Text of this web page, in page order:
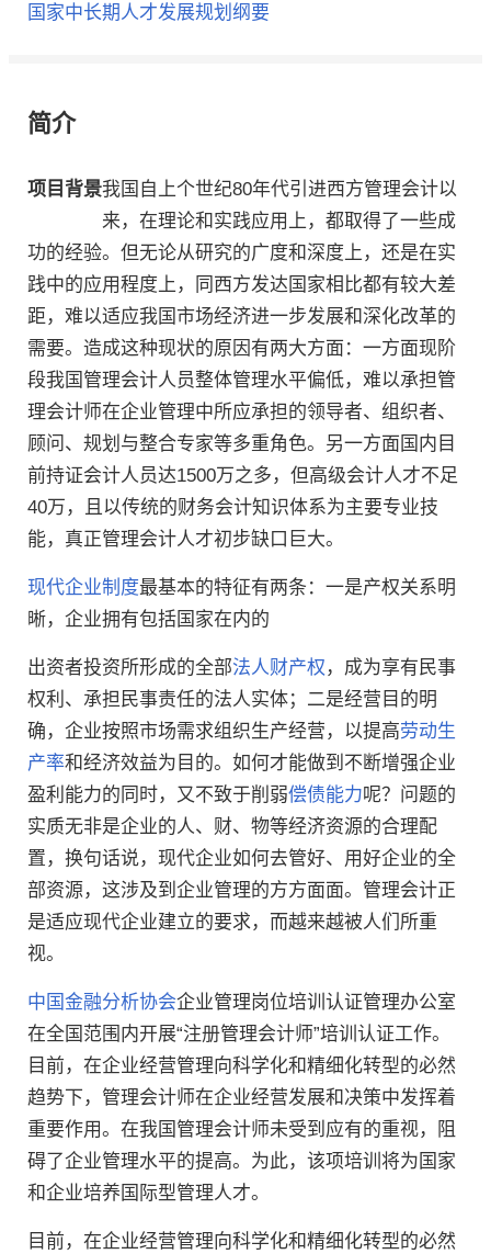
国家中长期人才发展规划纲要
简介
项目背景我国自上个世纪80年代引进西方管理会计以
来，在理论和实践应用上，都取得了一些成
功的经验。但无论从研究的广度和深度上，还是在实
践中的应用程度上，同西方发达国家相比都有较大差
距，难以适应我国市场经济进一步发展和深化改革的
需要。造成这种现状的原因有两大方面：一方面现阶
段我国管理会计人员整体管理水平偏低，难以承担管
理会计师在企业管理中所应承担的领导者、组织者、
顾问、规划与整合专家等多重角色。另一方面国内目
前持证会计人员达1500万之多，但高级会计人才不足
40万，且以传统的财务会计知识体系为主要专业技
能，真正管理会计人才初步缺口巨大。
现代企业制度最基本的特征有两条：一是产权关系明
晰，企业拥有包括国家在内的
出资者投资所形成的全部法人财产权 ，成为享有民事
权利、承担民事责任的法人实体；二是经营目的明
确，企业按照市场需求组织生产经营，以提高劳动生
产率和经济效益为目的。如何才能做到不断增强企业
盈利能力的同时，又不致于削弱偿债能力呢？问题的
实质无非是企业的人、财、物等经济资源的合理配
置，换句话说，现代企业如何去管好、用好企业的全
部资源，这涉及到企业管理的方方面面。管理会计正
是适应现代企业建立的要求，而越来越被人们所重
视。
中国金融分析协会企业管理岗位培训认证管理办公室
在全国范围内开展“注册管理会计师”培训认证工作。
目前，在企业经营管理向科学化和精细化转型的必然
趋势下，管理会计师在企业经营发展和决策中发挥着
重要作用。在我国管理会计师未受到应有的重视，阻
碍了企业管理水平的提高。为此，该项培训将为国家
和企业培养国际型管理人才。
目前，在企业经营管理向科学化和精细化转型的必然